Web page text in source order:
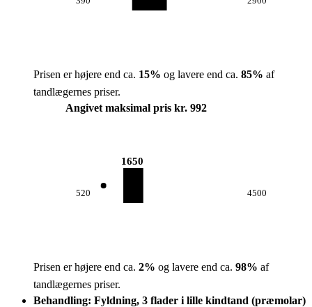
Prisen er højere end ca. 15% og lavere end ca. 85% af
tandlægernes priser.
Angivet maksimal pris kr. 992
520
1650
4500
Prisen er højere end ca. 2% og lavere end ca. 98% af
tandlægernes priser.
Behandling: Fyldning, 3 flader i lille kindtand (præmolar)